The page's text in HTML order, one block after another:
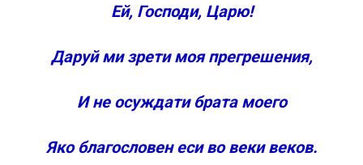
Господи и Владыко живота моего! Дух
празднословия не даждь ми.
и любве даруй ми, рабу Твоему.
Ей, Господи, Царю!
Даруй ми зрети моя прегрешения,
И не осуждати брата моего
Яко благословен еси во веки веков.